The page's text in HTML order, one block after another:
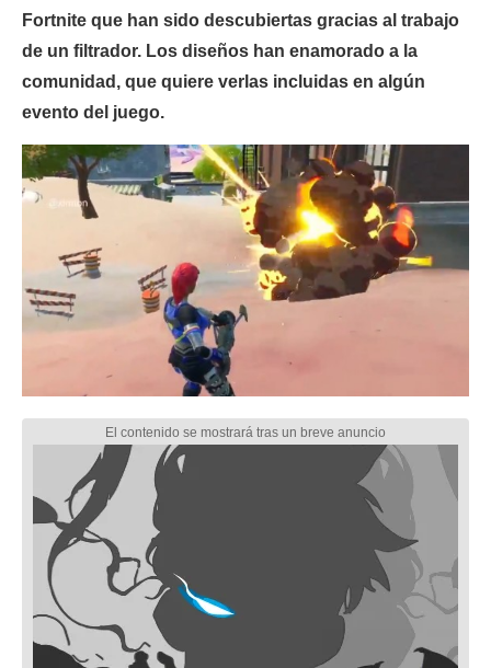
Fortnite que han sido descubiertas gracias al trabajo
de un filtrador. Los diseños han enamorado a la
comunidad, que quiere verlas incluidas en algún
evento del juego.